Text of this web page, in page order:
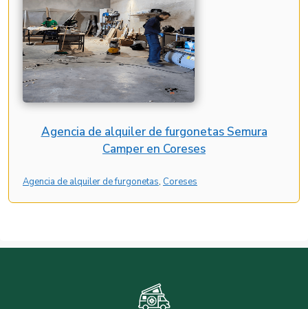
Agencia de alquiler de furgonetas Semura
Camper en Coreses
Agencia de alquiler de furgonetas, Coreses